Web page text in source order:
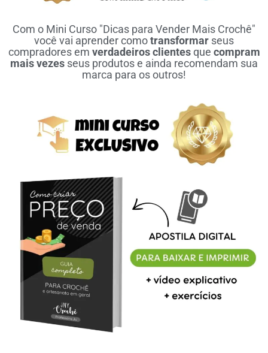
Com o Mini Curso "Dicas para Vender Mais Crochê"
você vai aprender comotransformar seus
compradores em verdadeiros clientesque compram
mais vezes seus produtos e ainda recomendam sua
marca para os outros!